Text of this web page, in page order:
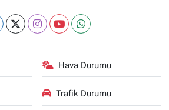
Hava Durumu
Trafik Durumu